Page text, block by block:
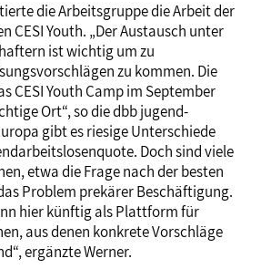
die Arbeitsgruppe die Arbeit der
CESI Youth. „Der Austausch unter
ist wichtig um zu
zu kommen. Die
CESI Youth Camp im September
Ort“, so die dbb jugend-
gibt es riesige Unterschiede
Doch sind viele
etwa die Frage nach der besten
Problem prekärer Beschäftigung.
hier künftig als Plattform für
aus denen konkrete Vorschläge
ergänzte Werner.